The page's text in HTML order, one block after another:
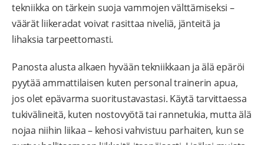
tekniikka on tärkein suoja vammojen välttämiseksi –
väärät liikeradat voivat rasittaa niveliä, jänteitä ja
lihaksia tarpeettomasti.
Panosta alusta alkaen hyvään tekniikkaan ja älä epäröi
pyytää ammattilaisen kuten personal trainerin apua,
jos olet epävarma suoritustavastasi. Käytä tarvittaessa
tukivälineitä, kuten nostovyötä tai rannetukia, mutta älä
nojaa niihin liikaa – kehosi vahvistuu parhaiten, kun se